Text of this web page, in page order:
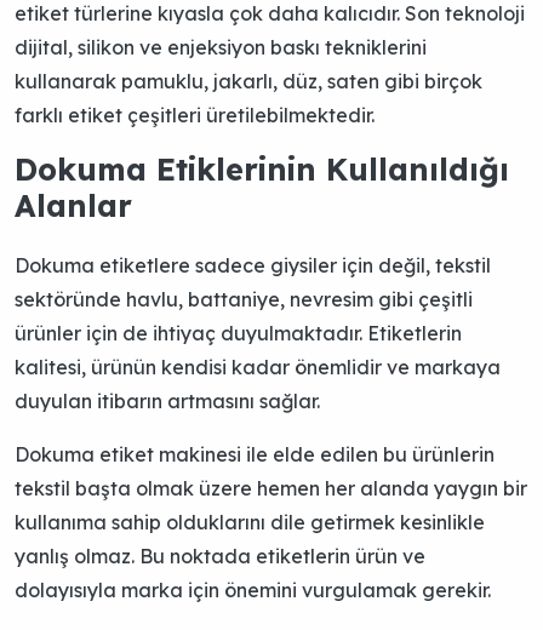
etiket türlerine kıyasla çok daha kalıcıdır. Son teknoloji
dijital, silikon ve enjeksiyon baskı tekniklerini
kullanarak pamuklu, jakarlı, düz, saten gibi birçok
farklı etiket çeşitleri üretilebilmektedir.
Dokuma Etiklerinin Kullanıldığı
Alanlar
Dokuma etiketlere sadece giysiler için değil, tekstil
sektöründe havlu, battaniye, nevresim gibi çeşitli
ürünler için de ihtiyaç duyulmaktadır. Etiketlerin
kalitesi, ürünün kendisi kadar önemlidir ve markaya
duyulan itibarın artmasını sağlar.
Dokuma etiket makinesi ile elde edilen bu ürünlerin
tekstil başta olmak üzere hemen her alanda yaygın bir
kullanıma sahip olduklarını dile getirmek kesinlikle
yanlış olmaz. Bu noktada etiketlerin ürün ve
dolayısıyla marka için önemini vurgulamak gerekir.